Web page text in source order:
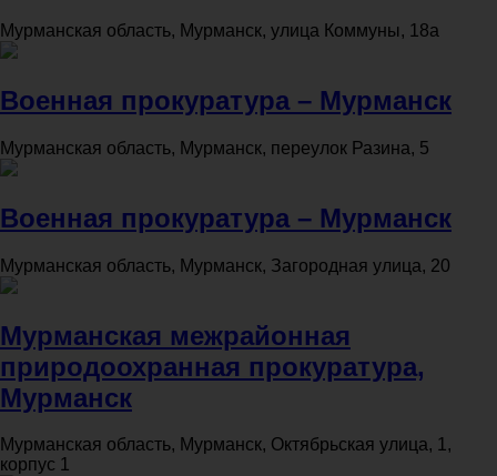
Мурманская область, Мурманск, улица Коммуны, 18а
Военная прокуратура – Мурманск
Мурманская область, Мурманск, переулок Разина, 5
Военная прокуратура – Мурманск
Мурманская область, Мурманск, Загородная улица, 20
Мурманская межрайонная
природоохранная прокуратура,
Мурманск
Мурманская область, Мурманск, Октябрьская улица, 1,
корпус 1